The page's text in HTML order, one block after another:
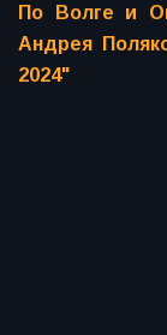
По Волге и
Андрея
2024"